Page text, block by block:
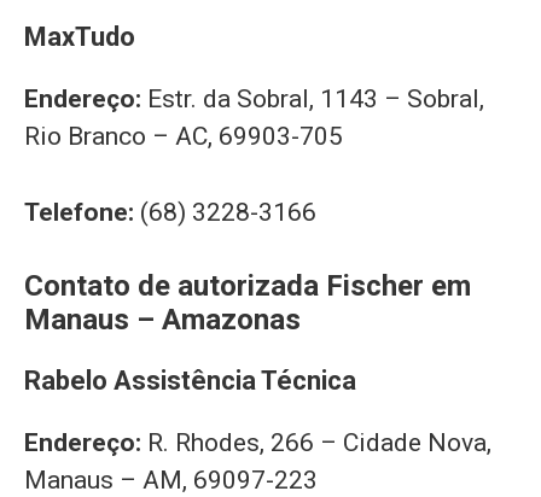
MaxTudo
Endereço: Estr. da Sobral, 1143 – Sobral,
Rio Branco – AC, 69903-705
Telefone: (68) 3228-3166
Contato de autorizada Fischer em
Manaus – Amazonas
Rabelo Assistência Técnica
Endereço: R. Rhodes, 266 – Cidade Nova,
Manaus – AM, 69097-223